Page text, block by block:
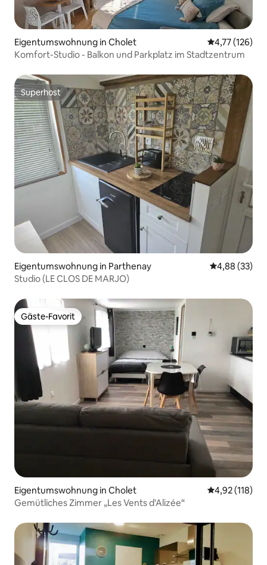
Eigentumswohnung in Cholet
4,77 (126)
Komfort-Studio - Balkon und Parkplatz im Stadtzentrum
Superhost
Superhost
Eigentumswohnung in Parthenay
4,88 (33)
Studio (LE CLOS DE MARJO)
Gäste-Favorit
Gäste-Favorit
Eigentumswohnung in Cholet
4,92 (118)
Gemütliches Zimmer „Les Vents d'Alizée“